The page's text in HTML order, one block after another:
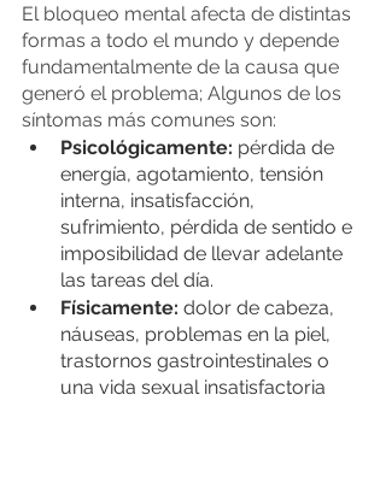
El bloqueo mental afecta de distintas
formas a todo el mundo y depende
fundamentalmente de la causa que
generó el problema; Algunos de los
síntomas más comunes son:
Psicológicamente: pérdida de
energía, agotamiento, tensión
interna, insatisfacción,
sufrimiento, pérdida de sentido e
imposibilidad de llevar adelante
las tareas del día.
Físicamente: dolor de cabeza,
náuseas, problemas en la piel,
trastornos gastrointestinales o
una vida sexual insatisfactoria